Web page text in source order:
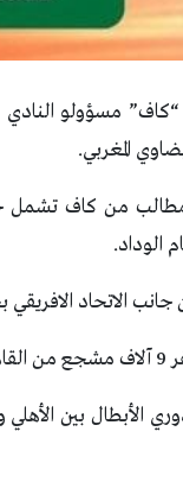
مسؤولو النادي
المغربي.
الوداد.
13 ألف مشجع للقاء نهائي دوري